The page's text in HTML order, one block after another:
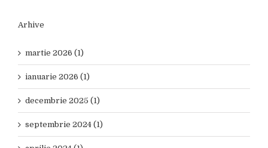
Arhive
martie 2026 (1)
ianuarie 2026 (1)
decembrie 2025 (1)
septembrie 2024 (1)